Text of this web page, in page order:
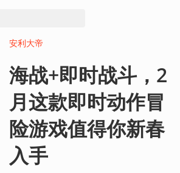
安利大帝
海战+即时战斗，2
月这款即时动作冒
险游戏值得你新春
入手